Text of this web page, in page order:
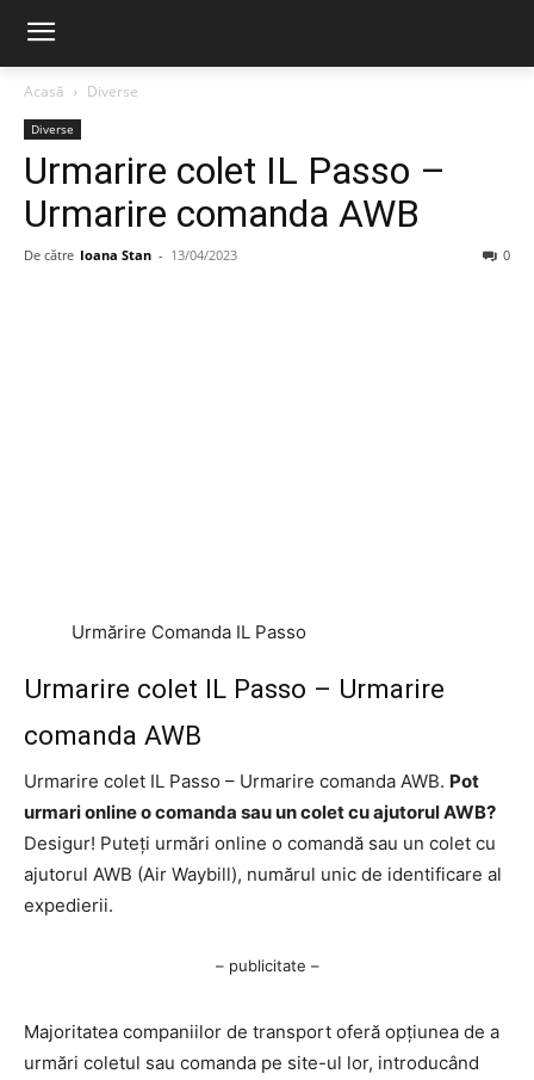
Acasă Diverse
Diverse
Urmarire colet IL Passo –
Urmarire comanda AWB
De către Ioana Stan - 13/04/2023 0
Urmărire Comanda IL Passo
Urmarire colet IL Passo – Urmarire
comanda AWB
Urmarire colet IL Passo – Urmarire comanda AWB. Pot
urmari online o comanda sau un colet cu ajutorul AWB?
Desigur! Puteți urmări online o comandă sau un colet cu
ajutorul AWB (Air Waybill), numărul unic de identificare al
expedierii.
– publicitate –
Majoritatea companiilor de transport oferă opțiunea de a
urmări coletul sau comanda pe site-ul lor, introducând